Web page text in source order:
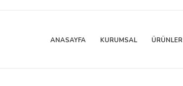
ANASAYFA KURUMSAL ÜRÜNLER